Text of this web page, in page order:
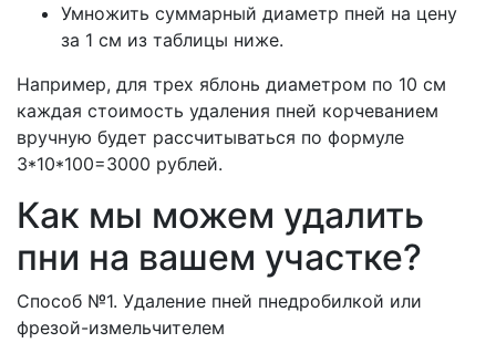
Умножить суммарный диаметр пней на цену
за 1 см из таблицы ниже.
Например, для трех яблонь диаметром по 10 см
каждая стоимость удаления пней корчеванием
вручную будет рассчитываться по формуле
3*10*100=3000 рублей.
Как мы можем удалить
пни на вашем участке?
Способ №1. Удаление пней пнедробилкой или
фрезой-измельчителем